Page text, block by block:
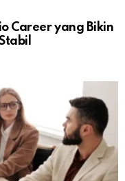
Career yang Bikin